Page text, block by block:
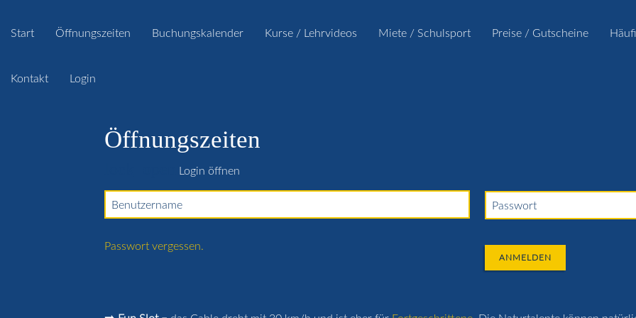
Start Öffnungszeiten Buchungskalender Kurse / Lehrvideos Miete / Schulsport Preise / Gutscheine
Kontakt Login
Öffnungszeiten
Login öffnen
Benutzername Passwort
Passwort vergessen.
ANMELDEN